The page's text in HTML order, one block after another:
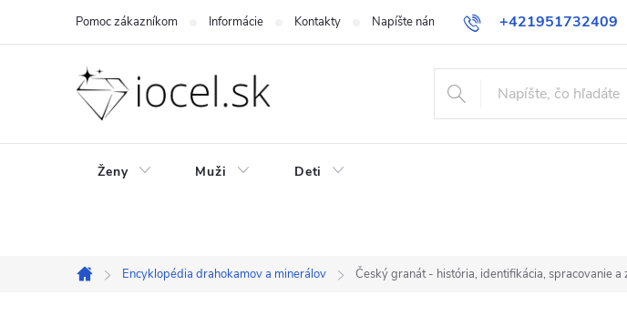
+421951732409
Pomoc zákazníkom Informácie Kontakty Napíšte nám Blog Obchodné
Ženy Muži Deti
Domov
Encyklopédia drahokamov a minerálov Český granát - história, identifikácia, spracovanie a